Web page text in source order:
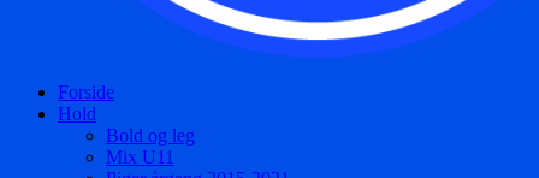
Forside
Hold
Bold og leg
Mix U11